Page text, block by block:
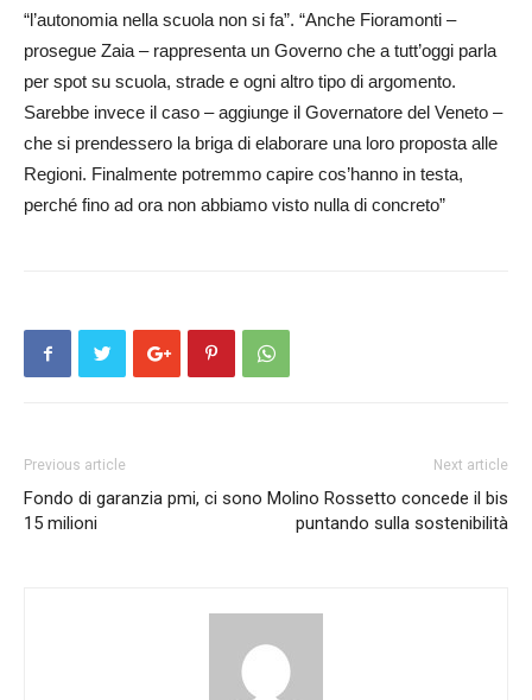
“l’autonomia nella scuola non si fa”. “Anche Fioramonti –
prosegue Zaia – rappresenta un Governo che a tutt’oggi parla
per spot su scuola, strade e ogni altro tipo di argomento.
Sarebbe invece il caso – aggiunge il Governatore del Veneto –
che si prendessero la briga di elaborare una loro proposta alle
Regioni. Final­mente potremmo capire cos’hanno in testa,
perché fino ad ora non abbiamo visto nulla di concreto”
Previous article
Fondo di garanzia pmi, ci sono
15 milioni
Next article
Molino Rossetto concede il bis
puntando sulla sostenibilità